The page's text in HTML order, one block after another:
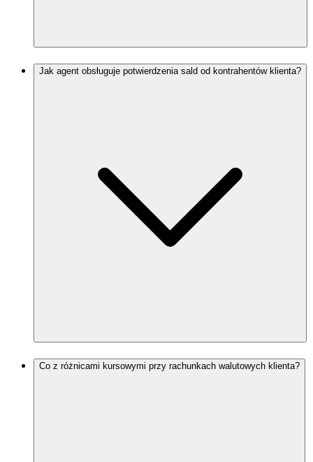
Jak agent obsługuje potwierdzenia sald od kontrahentów klienta?
Co z różnicami kursowymi przy rachunkach walutowych klienta?